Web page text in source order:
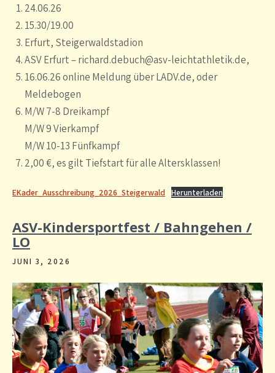
24.06.26
15.30/19.00
Erfurt, Steigerwaldstadion
ASV Erfurt – richard.debuch@asv-leichtathletik.de,
16.06.26 online Meldung über LADV.de, oder
Meldebogen
M/W 7-8 Dreikampf
M/W 9 Vierkampf
M/W 10-13 Fünfkampf
2,00 €, es gilt Tiefstart für alle Altersklassen!
EKader_Ausschreibung_2026_Steigerwald Herunterladen
ASV-Kindersportfest / Bahngehen /
LO
JUNI 3, 2026